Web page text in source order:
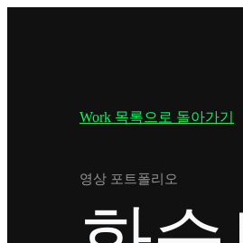
Work 목록으로 돌아가기
영상 포트폴리오